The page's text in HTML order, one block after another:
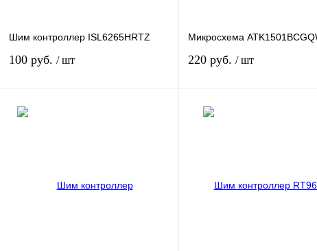
Шим контроллер ISL6265HRTZ
100 руб. / шт
наличии
Микросхема
220 руб. / шт
наличии